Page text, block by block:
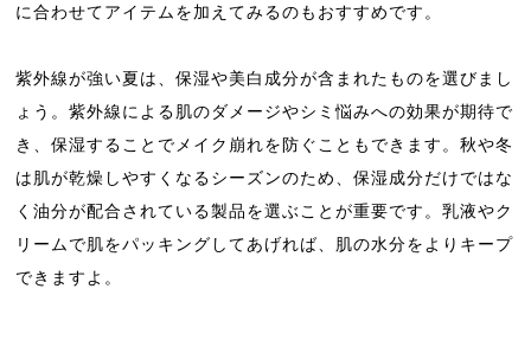
に合わせてアイテムを加えてみるのもおすすめです。
紫外線が強い夏は、保湿や美白成分が含まれたものを選びまし
ょう。紫外線による肌のダメージやシミ悩みへの効果が期待で
き、保湿することでメイク崩れを防ぐこともできます。秋や冬
は肌が乾燥しやすくなるシーズンのため、保湿成分だけではな
く油分が配合されている製品を選ぶことが重要です。乳液やク
リームで肌をパッキングしてあげれば、肌の水分をよりキープ
できますよ。